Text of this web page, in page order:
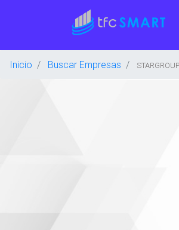
Inicio Buscar Empresas